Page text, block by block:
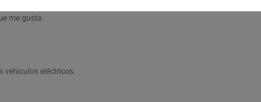
me gusta.
vehículos eléctricos.